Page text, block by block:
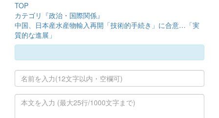
TOP
カテゴリ『政治・国際関係』
中国、日本産水産物輸入再開「技術的手続き」に合意…「実
質的な進展」